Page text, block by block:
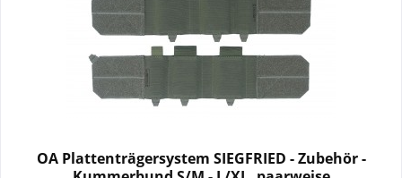
OA Plattenträgersystem SIEGFRIED - Zubehör -